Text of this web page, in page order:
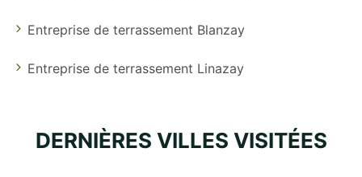
Entreprise de terrassement Blanzay
Entreprise de terrassement Linazay
DERNIÈRES VILLES VISITÉES